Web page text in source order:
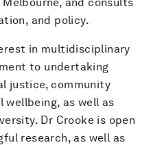
and policy.
in multidisciplinary
to undertaking
justice, community
wellbeing, as well as
Dr Crooke is open
research, as well as